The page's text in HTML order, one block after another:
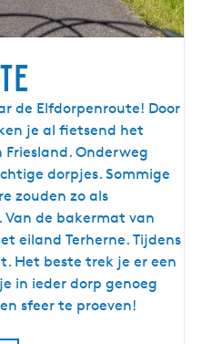
de Elfdorpenroute! Door
je al fietsend het
Onderweg
dorpjes. Sommige
zouden zo als
de bakermat van
eiland Terherne. Tijdens
Het beste trek je er een
in ieder dorp genoeg
sfeer te proeven!